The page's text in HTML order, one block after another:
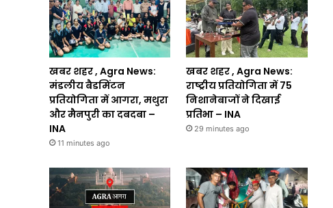
खबर शहर , Agra News:
मंडलीय बैडमिंटन
प्रतियोगिता में आगरा, मथुरा
और मैनपुरी का दबदबा –
INA
11 minutes ago
खबर शहर , Agra News:
राष्ट्रीय प्रतियोगिता में 75
निशानेबाजों ने दिखाई
प्रतिभा – INA
29 minutes ago